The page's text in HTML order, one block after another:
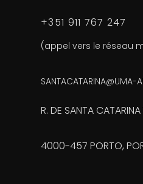
+351 911 767 247
(appel vers le réseau
SANTACATARINA@UMA-
R. DE SANTA CATARINA
4000-457 PORTO,